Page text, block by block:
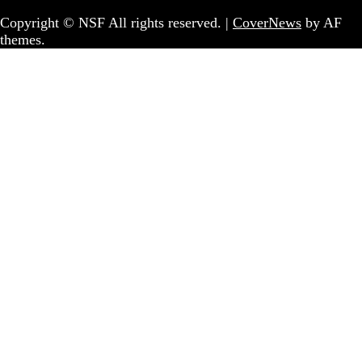
Copyright © NSF All rights reserved. | CoverNews by AF
themes.